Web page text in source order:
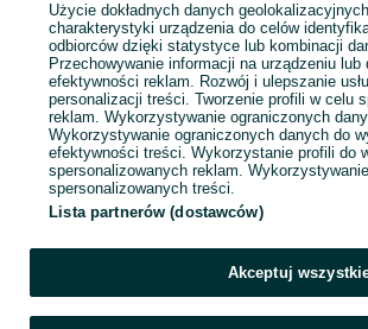
Użycie dokładnych danych
charakterystyki urządzenia do celów
odbiorców dzięki statystyce lub kombinacji
Przechowywanie informacji na urządzeniu
efektywności reklam. Rozwój i ulepszanie
personalizacji treści. Tworzenie profili w celu
reklam. Wykorzystywanie ograniczonych
Wykorzystywanie ograniczonych danych do
efektywności treści. Wykorzystanie profili do
spersonalizowanych reklam.
spersonalizowanych treści.
Lista partnerów (dostawców)
Akceptuj